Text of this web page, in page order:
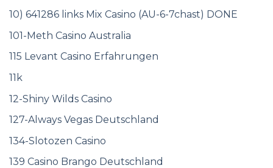
10) 641286 links Mix Casino (AU-6-7chast) DONE
101-Meth Casino Australia
115 Levant Casino Erfahrungen
11k
12-Shiny Wilds Casino
127-Always Vegas Deutschland
134-Slotozen Casino
139 Casino Brango Deutschland